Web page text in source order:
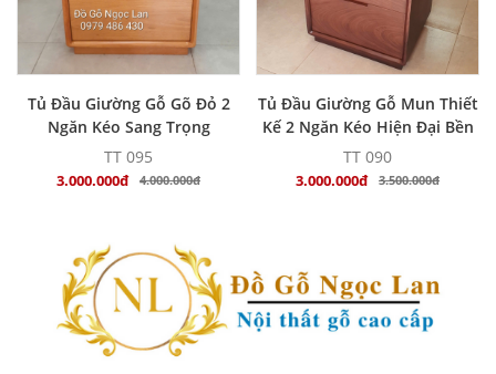
MUA NGAY
Tủ Đầu Giường Gỗ Gõ Đỏ 2
Ngăn Kéo Sang Trọng
TT 095
3.000.000đ 4.000.000đ
MUA NGAY
Tủ Đầu Giường Gỗ Mun Thiết
Kế 2 Ngăn Kéo Hiện Đại Bền
Đẹp
TT 090
3.000.000đ 3.500.000đ